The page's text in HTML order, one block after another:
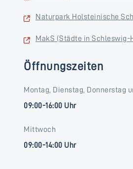
Naturpark Holsteinische
MakS (Städte in Schleswig-
Öffnungszeiten
Montag, Dienstag, Donnerstag
09:00-16:00 Uhr
Mittwoch
09:00-14:00 Uhr